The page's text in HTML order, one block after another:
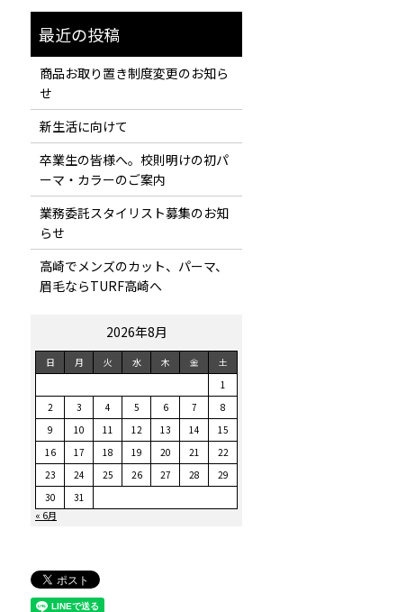
商品お取り置き制度変更のお知ら
せ
新生活に向けて
卒業生の皆様へ。校則明けの初パ
ーマ・カラーのご案内
業務委託スタイリスト募集のお知
らせ
高崎でメンズのカット、パーマ、
眉毛ならTURF高崎へ
2026年8月
日 月 火 水 木 金
土
1
2
3 4 5 6 7
8
9
10 11 12 13 14
15
16
17 18 19 20 21
22
23
24 25 26 27 28
29
30
31
« 6月